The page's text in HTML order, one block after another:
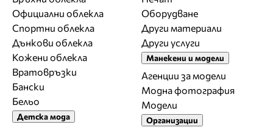
Официални облекла
Спортни облекла
Дънкови облекла
Кожени облекла
Вратовръзки
Бански
Бельо
Детска мода
Оборудване
Други материали
Други услуги
Манекени и модели
Агенции за модели
Модна фотография
Модели
Организации